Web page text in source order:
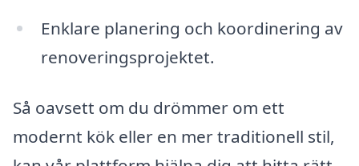
Enklare planering och koordinering av
renoveringsprojektet.
Så oavsett om du drömmer om ett
modernt kök eller en mer traditionell stil,